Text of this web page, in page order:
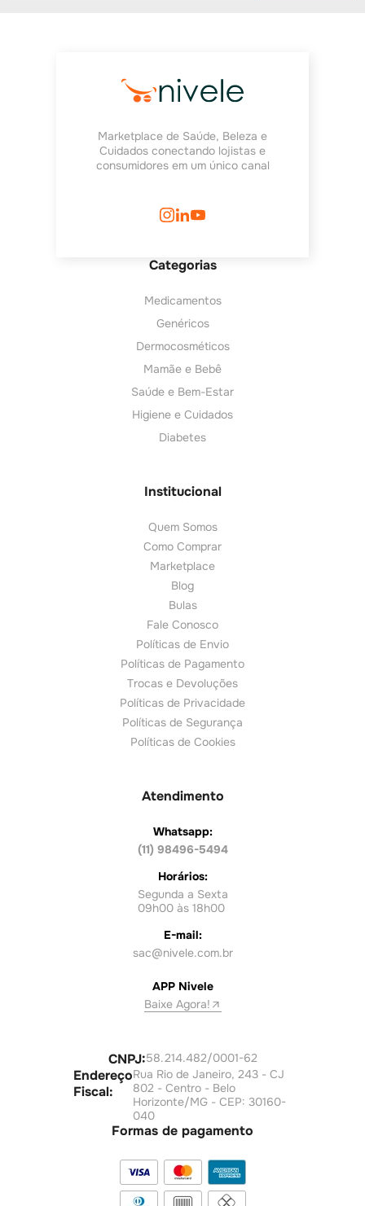
Marketplace de Saúde, Beleza e
Cuidados conectando lojistas e
consumidores em um único canal
Categorias
Medicamentos
Genéricos
Dermocosméticos
Mamãe e Bebê
Saúde e Bem-Estar
Higiene e Cuidados
Diabetes
Institucional
Quem Somos
Como Comprar
Marketplace
Blog
Bulas
Fale Conosco
Políticas de Envio
Políticas de Pagamento
Trocas e Devoluções
Políticas de Privacidade
Políticas de Segurança
Políticas de Cookies
Atendimento
Whatsapp:
(11) 98496-5494
Horários:
Segunda a Sexta
09h00 às 18h00
E-mail:
sac@nivele.com.br
APP Nivele
Baixe Agora!
CNPJ:58.214.482/0001-62
Endereço
Fiscal:
Rua Rio de Janeiro, 243 - CJ
802 - Centro - Belo
Horizonte/MG - CEP: 30160-
040
Formas de pagamento